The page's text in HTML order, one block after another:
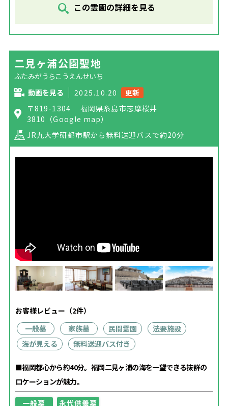
この霊園の詳細を見る
二見ヶ浦公園聖地
ふたみがうらこうえんせいち
動画を見る
2025.10.20
更新
〒819-1304 福岡県糸島市志摩桜井
3810 （Google map）
JR九大学研都市駅から無料送迎バスで約20分
お客様レビュー（2件）
一般墓
家族墓 民間霊園
法要施設
海が見える
無料送迎バス付き
■福岡都心から約40分。福岡二見ヶ浦の海を一望できる抜群の
ロケーションが魅力。
一般墓 永代供養墓